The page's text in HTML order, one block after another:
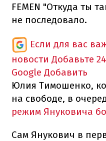
FEMEN "Откуда ты
не последовало.
Если для вас
новости Добавьте
Google Добавить
Юлия Тимошенко,
на свободе, в
режим Януковича
Сам Янукович в